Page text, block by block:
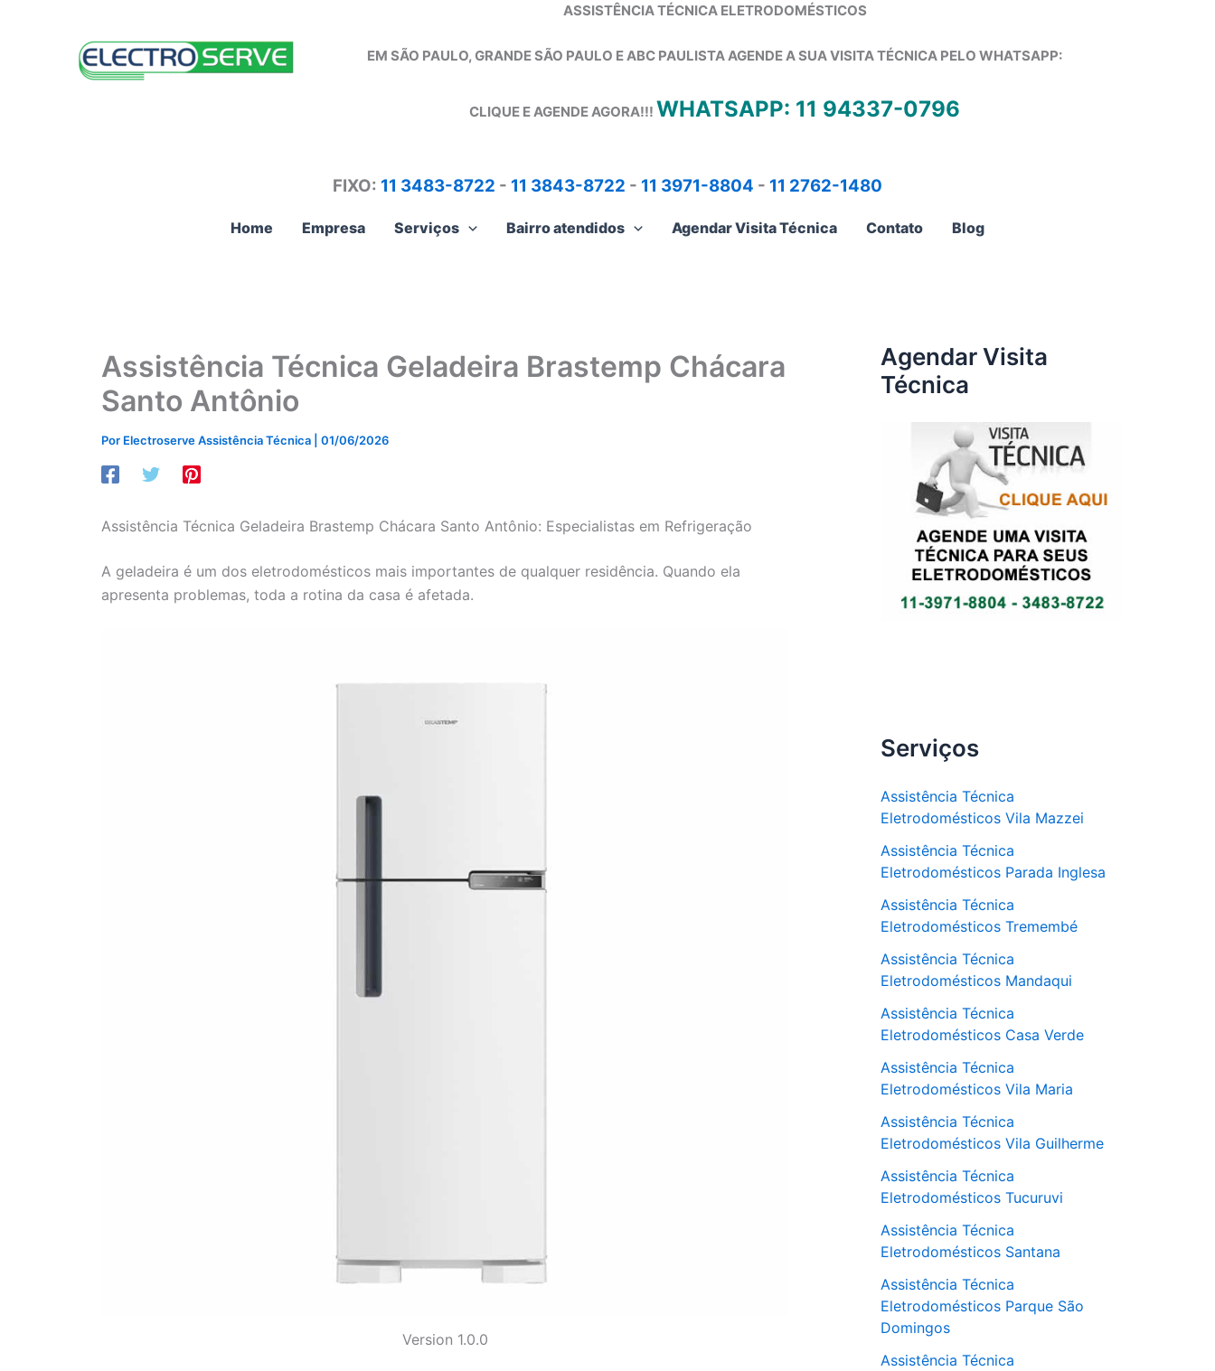
ASSISTÊNCIA TÉCNICA ELETRODOMÉSTICOS
EM SÃO PAULO, GRANDE SÃO PAULO E ABC PAULISTAAGENDE A SUA VISITA TÉCNICA PELO WHATSAPP:
CLIQUE E AGENDE AGORA!!! WHATSAPP: 11 94337-0796
FIXO: 11 3483-8722 - 11 3843-8722 - 11 3971-8804 - 11 2762-1480
Home Empresa Serviços Bairro atendidos Agendar Visita Técnica Contato Blog
Assistência Técnica Geladeira Brastemp Chácara
Santo Antônio
Por Electroserve Assistência Técnica 01/06/2026
Assistência Técnica Geladeira Brastemp Chácara Santo Antônio: Especialistas em Refrigeração
A geladeira é um dos eletrodomésticos mais importantes de qualquer residência. Quando ela
apresenta problemas, toda a rotina da casa é afetada.
Version 1.0.0
Agendar Visita
Técnica
Serviços
Assistência Técnica
Eletrodomésticos Vila Mazzei
Assistência Técnica
Eletrodomésticos Parada Inglesa
Assistência Técnica
Eletrodomésticos Tremembé
Assistência Técnica
Eletrodomésticos Mandaqui
Assistência Técnica
Eletrodomésticos Casa Verde
Assistência Técnica
Eletrodomésticos Vila Maria
Assistência Técnica
Eletrodomésticos Vila Guilherme
Assistência Técnica
Eletrodomésticos Tucuruvi
Assistência Técnica
Eletrodomésticos Santana
Assistência Técnica
Eletrodomésticos Parque São
Domingos
Assistência Técnica